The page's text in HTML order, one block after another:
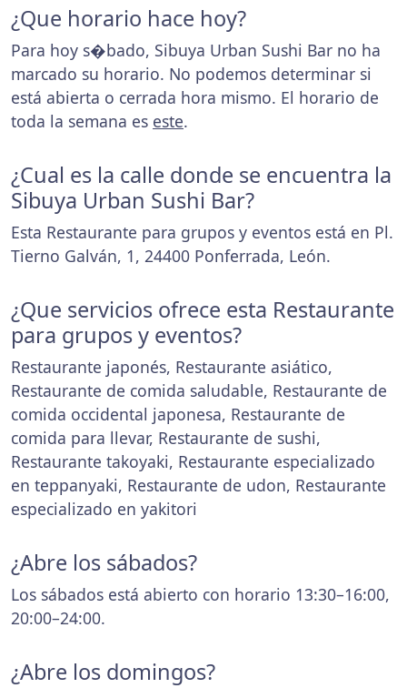
¿Que horario hace hoy?
Para hoy s�bado, Sibuya Urban Sushi Bar no ha
marcado su horario. No podemos determinar si
está abierta o cerrada hora mismo. El horario de
toda la semana es este.
¿Cual es la calle donde se encuentra la
Sibuya Urban Sushi Bar?
Esta Restaurante para grupos y eventos está en Pl.
Tierno Galván, 1, 24400 Ponferrada, León.
¿Que servicios ofrece esta Restaurante
para grupos y eventos?
Restaurante japonés, Restaurante asiático,
Restaurante de comida saludable, Restaurante de
comida occidental japonesa, Restaurante de
comida para llevar, Restaurante de sushi,
Restaurante takoyaki, Restaurante especializado
en teppanyaki, Restaurante de udon, Restaurante
especializado en yakitori
¿Abre los sábados?
Los sábados está abierto con horario 13:30–16:00,
20:00–24:00.
¿Abre los domingos?